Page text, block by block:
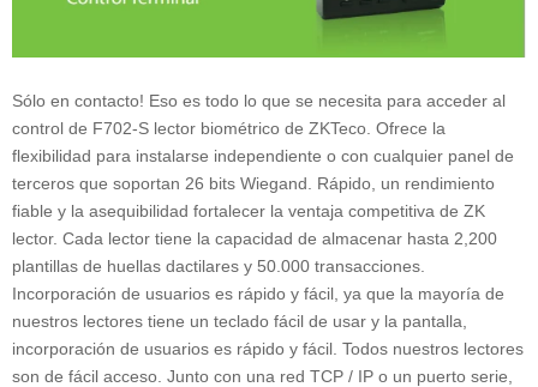
Sólo en contacto! Eso es todo lo que se necesita para acceder al
control de F702-S lector biométrico de ZKTeco. Ofrece la
flexibilidad para instalarse independiente o con cualquier panel de
terceros que soportan 26 bits Wiegand. Rápido, un rendimiento
fiable y la asequibilidad fortalecer la ventaja competitiva de ZK
lector. Cada lector tiene la capacidad de almacenar hasta 2,200
plantillas de huellas dactilares y 50.000 transacciones.
Incorporación de usuarios es rápido y fácil, ya que la mayoría de
nuestros lectores tiene un teclado fácil de usar y la pantalla,
incorporación de usuarios es rápido y fácil. Todos nuestros lectores
son de fácil acceso. Junto con una red TCP / IP o un puerto serie,